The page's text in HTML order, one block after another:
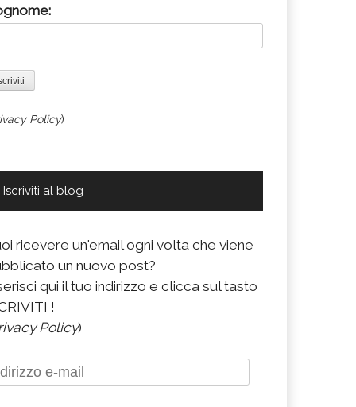
Policy)
Iscriviti al blog
ricevere un'email ogni volta che viene
un nuovo post?
qui il tuo indirizzo e clicca sul tasto
!
Policy)